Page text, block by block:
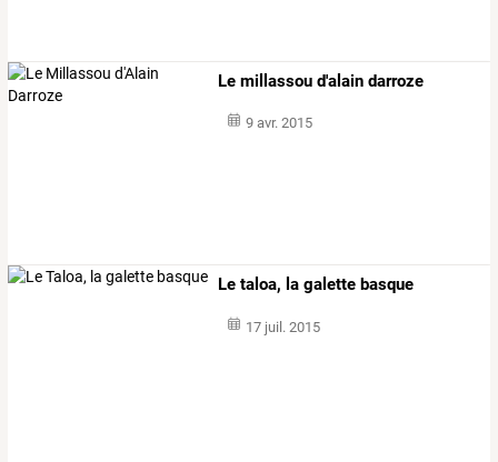
Le millassou d'alain darroze
9 avr. 2015
Le taloa, la galette basque
17 juil. 2015